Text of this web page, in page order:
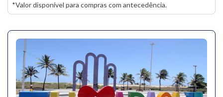
*Valor disponível para compras com antecedência.